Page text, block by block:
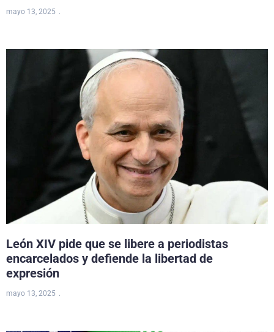
mayo 13, 2025
León XIV pide que se libere a periodistas
encarcelados y defiende la libertad de
expresión
mayo 13, 2025